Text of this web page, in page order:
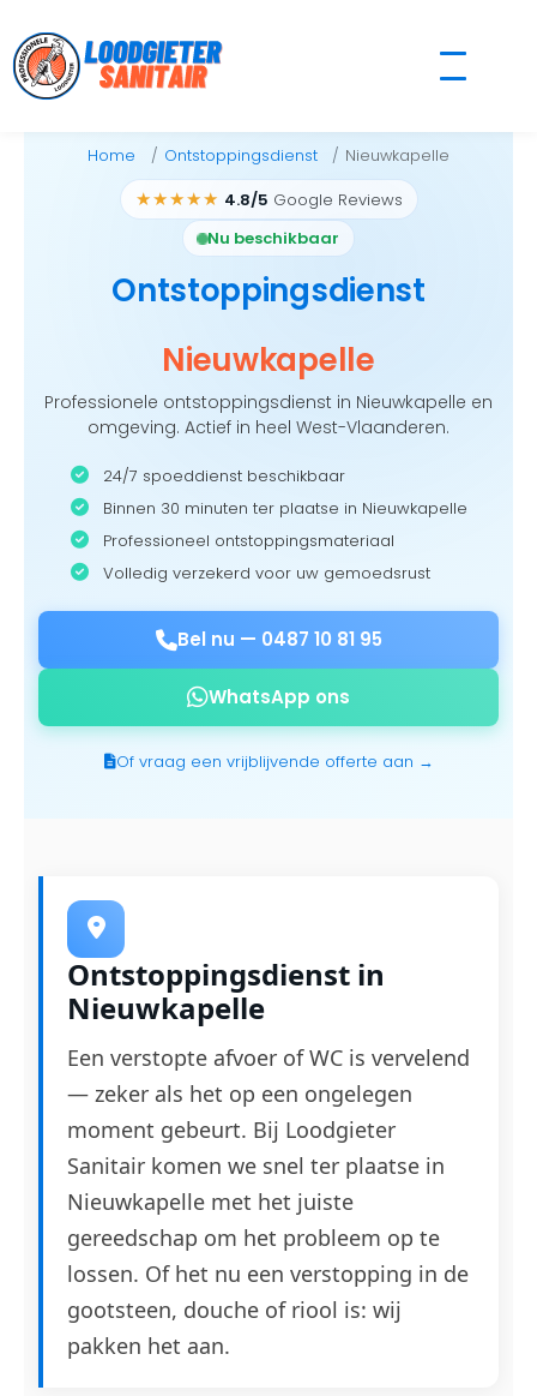
to
content
Home Ontstoppingsdienst Nieuwkapelle
★★★★★ 4.8/5 Google Reviews
Nu beschikbaar
Ontstoppingsdienst
Nieuwkapelle
Professionele ontstoppingsdienst in Nieuwkapelle en
omgeving. Actief in heel West-Vlaanderen.
24/7 spoeddienst beschikbaar
Binnen 30 minuten ter plaatse in Nieuwkapelle
Professioneel ontstoppingsmateriaal
Volledig verzekerd voor uw gemoedsrust
Bel nu — 0487 10 81 95
WhatsApp ons
Of vraag een vrijblijvende offerte aan →
Ontstoppingsdienst in
Nieuwkapelle
Een verstopte afvoer of WC is vervelend
— zeker als het op een ongelegen
moment gebeurt. Bij Loodgieter
Sanitair komen we snel ter plaatse in
Nieuwkapelle met het juiste
gereedschap om het probleem op te
lossen. Of het nu een verstopping in de
gootsteen, douche of riool is: wij
pakken het aan.